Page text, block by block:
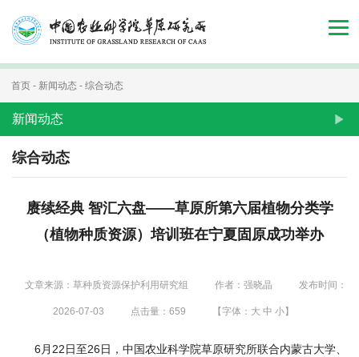
首
织
新
人
首页 - 新闻动态 - 综合动态
新闻动态
综合动态
赓续经典 智汇六盘——草原所第六届植物分类学
（植物种质资源）培训班在宁夏固原成功举办
文章来源：草种质资源保护利用研究组 作者：强晓晶 发布时间：
2026-07-03 点击量： 659 【字体： 大 中 小】
6月22日至26日，中国农业科学院草原研究所联合内蒙古大学、